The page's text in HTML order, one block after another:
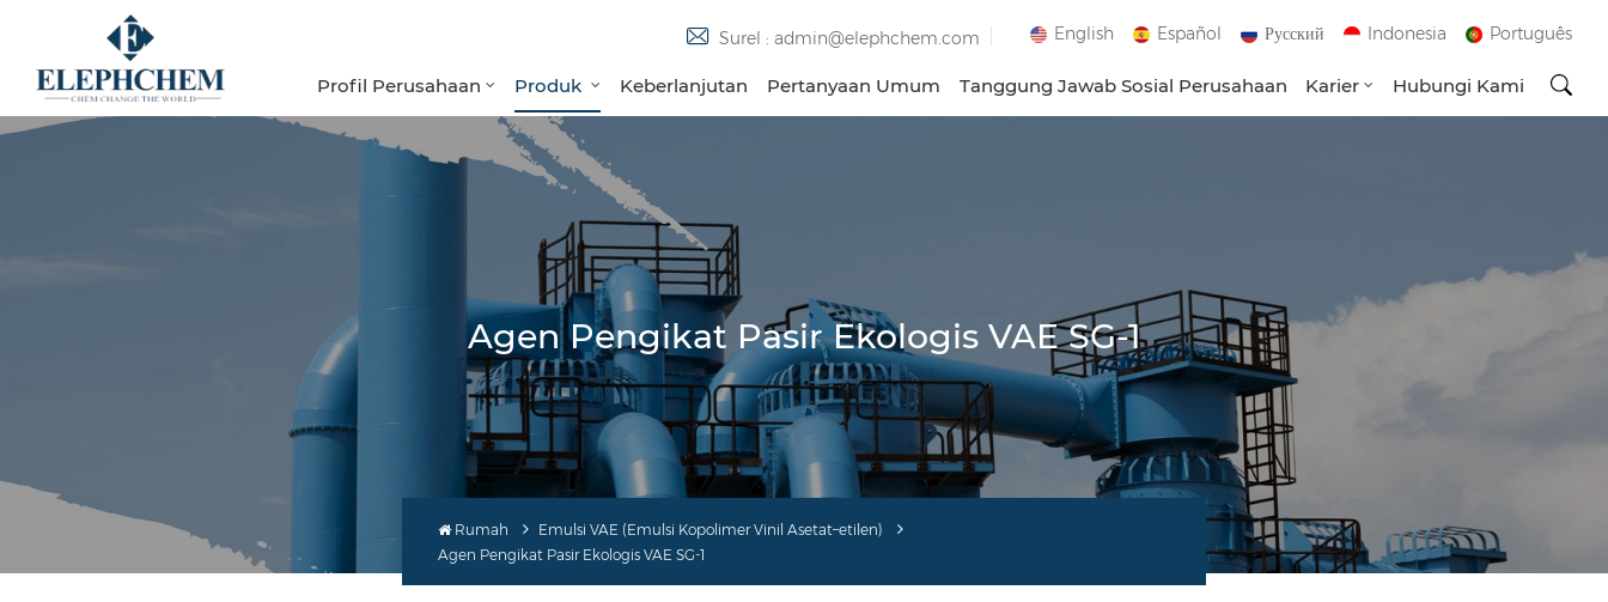
Surel : admin@elephchem.com English Español Русский Indonesia Português
Profil Perusahaan Produk Keberlanjutan Pertanyaan Umum Tanggung Jawab Sosial Perusahaan Karier Hubungi Kami
Agen Pengikat Pasir Ekologis VAE SG-1
Rumah
Emulsi VAE (Emulsi Kopolimer Vinil Asetat–etilen)
Agen Pengikat Pasir Ekologis VAE SG-1